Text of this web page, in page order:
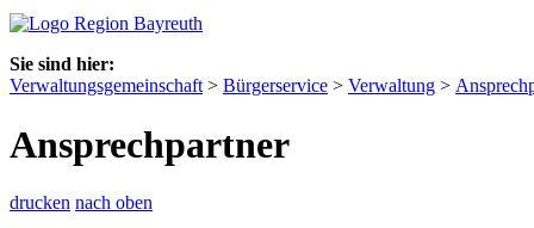
Sie sind hier:
Verwaltungsgemeinschaft > Bürgerservice > Verwaltung >
Ansprechpartner
drucken nach oben